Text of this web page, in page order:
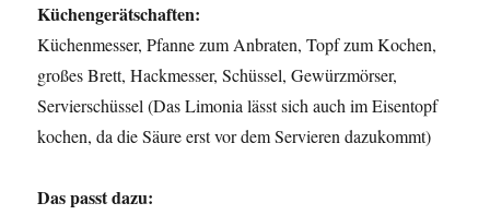
Küchengerätschaften:
Küchenmesser, Pfanne zum Anbraten, Topf zum Kochen,
großes Brett, Hackmesser, Schüssel, Gewürzmörser,
Servierschüssel (Das Limonia lässt sich auch im Eisentopf
kochen, da die Säure erst vor dem Servieren dazukommt)
Das passt dazu: